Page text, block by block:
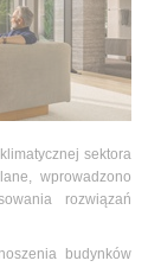
sektora
wprowadzono
rozwiązań
budynków